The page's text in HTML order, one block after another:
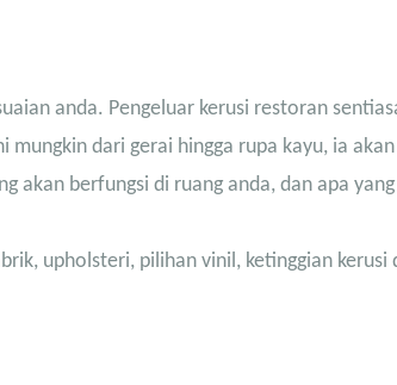
anda. Pengeluar kerusi restoran
dari gerai hingga rupa kayu, ia akan
akan berfungsi di ruang anda, dan apa
upholsteri, pilihan vinil, ketinggian kerusi